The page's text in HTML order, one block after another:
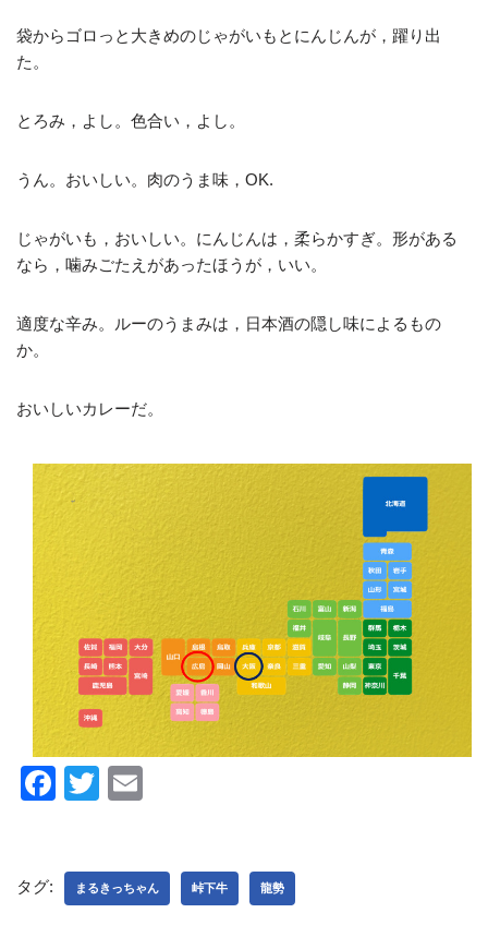
袋からゴロっと大きめのじゃがいもとにんじんが，躍り出
た。
とろみ，よし。色合い，よし。
うん。おいしい。肉のうま味，OK.
じゃがいも，おいしい。にんじんは，柔らかすぎ。形がある
なら，噛みごたえがあったほうが，いい。
適度な辛み。ルーのうまみは，日本酒の隠し味によるもの
か。
おいしいカレーだ。
F
e
T
er
タグ: まるきっちゃん 峠下牛 龍勢